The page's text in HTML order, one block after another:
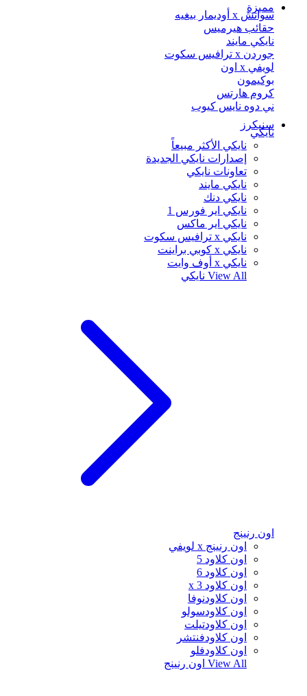
مميزة
سواتش x أوديمار بيغيه
حقائب هيرميس
نايكي مايند
جوردن x ترافيس سكوت
لويفي x اون
بوكيمون
كروم هارتس
ني دوه نايس كيوب
سنيكرز
نايكي
نايكي الأكثر مبيعاً
إصدارات نايكي الجديدة
تعاونات نايكي
نايكي مايند
نايكي دنك
نايكي اير فورس 1
نايكي اير ماكس
نايكي x ترافيس سكوت
نايكي x كوبي براينت
نايكي x أوف وايت
View All نايكي
اون رنينج
اون رنينج x لويفي
اون كلاود 5
اون كلاود 6
اون كلاود x 3
اون كلاودنوفا
اون كلاودسولو
اون كلاودتيلت
اون كلاودفنتشر
اون كلاودفلو
View All اون رنينج